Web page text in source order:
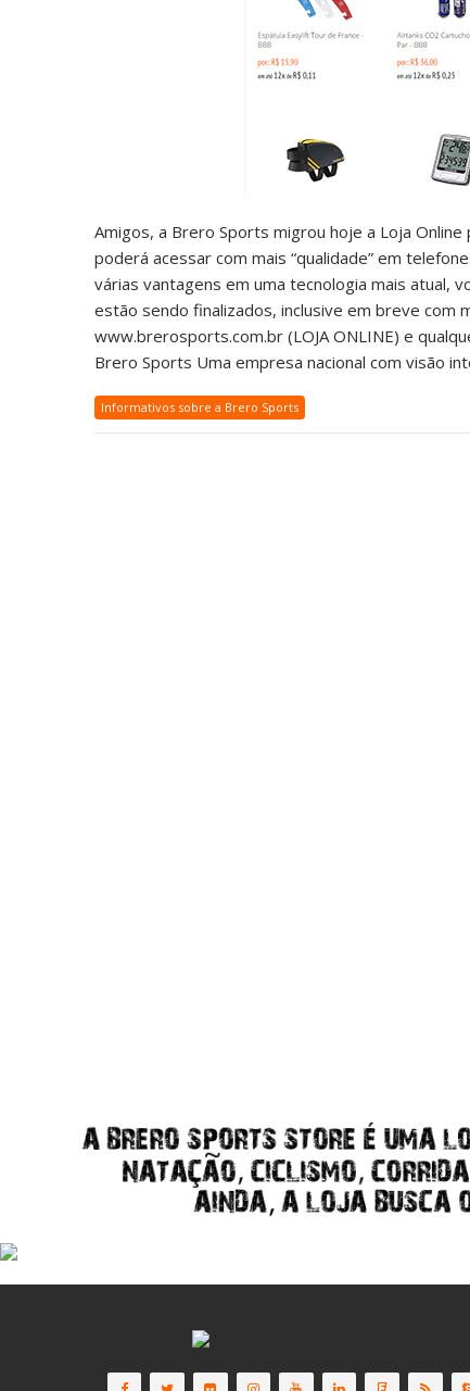
Amigos, a Brero Sports migrou hoje a Loja Online
poderá acessar com mais “qualidade” em
várias vantagens em uma tecnologia mais atual,
estão sendo finalizados, inclusive em breve com
www.brerosports.com.br (LOJA ONLINE) e
Brero Sports Uma empresa nacional com visão
Informativos sobre a Brero Sports